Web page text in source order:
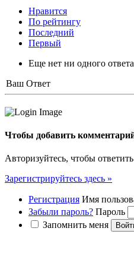
Нравится
По рейтингу
Последний
Первый
Еще нет ни одного
Ваш Ответ
Чтобы добавить
Авторизуйтесь, чтобы
Зарегистрируйтесь здесь »
Регистрация Имя
Забыли пароль? Пароль
Запомнить меня